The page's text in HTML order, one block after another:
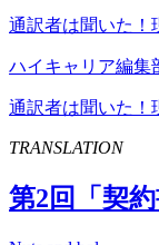
通訳者は聞いた！
ハイキャリア編集
通訳者は聞いた！
TRANSLATION
第2回「契